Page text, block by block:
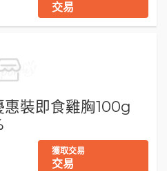
交易
裝即食雞胸100g
獲取交易
交易